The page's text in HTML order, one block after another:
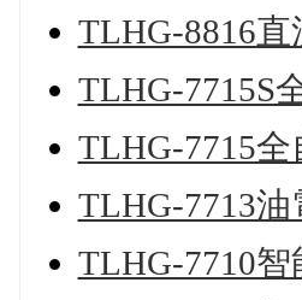
TLHG-8816
TLHG-7715S
TLHG-7715
TLHG-7713
TLHG-7710